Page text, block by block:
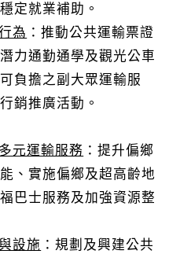
定就業補助。
為 ：推動公共運輸票證
力通勤通學及觀光公車
負擔之副大眾運輸服
銷推廣活動。
元運輸服務 ：提升偏鄉
、實施偏鄉及超高齡地
巴士服務及加強資源整
設施 ：規劃及興建公共